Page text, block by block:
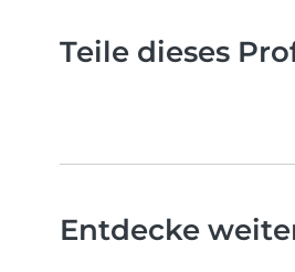
Teile dieses
Entdecke